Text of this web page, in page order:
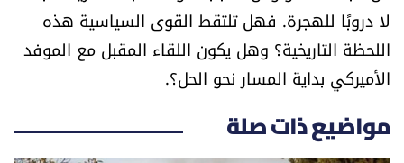
لا دروبًا للهجرة. فهل تلتقط القوى السياسية هذه
اللحظة التاريخية؟ وهل يكون اللقاء المقبل مع الموفد
الأميركي بداية المسار نحو الحل؟.
مواضيع ذات صلة